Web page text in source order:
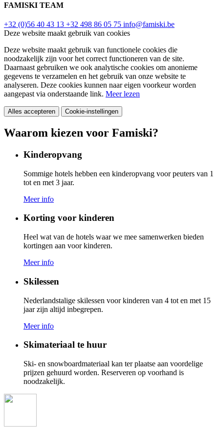
FAMISKI TEAM
+32 (0)56 40 43 13 +32 498 86 05 75 info@famiski.be
Deze website maakt gebruik van cookies
Deze website maakt gebruik van functionele cookies die
noodzakelijk zijn voor het correct functioneren van de site.
Daarnaast gebruiken we ook analytische cookies om anonieme
gegevens te verzamelen en het gebruik van onze website te
analyseren. Deze cookies kunnen naar eigen voorkeur worden
aangepast via onderstaande link. Meer lezen
Alles accepteren Cookie-instellingen
Waarom kiezen voor Famiski?
Kinderopvang
Sommige hotels hebben een kinderopvang voor peuters van 1
tot en met 3 jaar.
Meer info
Korting voor kinderen
Heel wat van de hotels waar we mee samenwerken bieden
kortingen aan voor kinderen.
Meer info
Skilessen
Nederlandstalige skilessen voor kinderen van 4 tot en met 15
jaar zijn altijd inbegrepen.
Meer info
Skimateriaal te huur
Ski- en snowboardmateriaal kan ter plaatse aan voordelige
prijzen gehuurd worden. Reserveren op voorhand is
noodzakelijk.